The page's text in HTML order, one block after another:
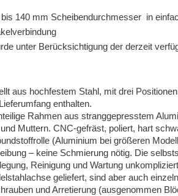
140 mm Scheibendurchmesser in
unter Berücksichtigung der derzeit
aus hochfestem Stahl, mit drei
enthalten.
Rahmen aus stranggepresstem
Muttern. CNC-gefräst, poliert, hart
(Aluminium bei größeren
– keine Schmierung nötig. Die
Reinigung und Wartung
geliefert, sind aber auch
und Arretierung (ausgenommen